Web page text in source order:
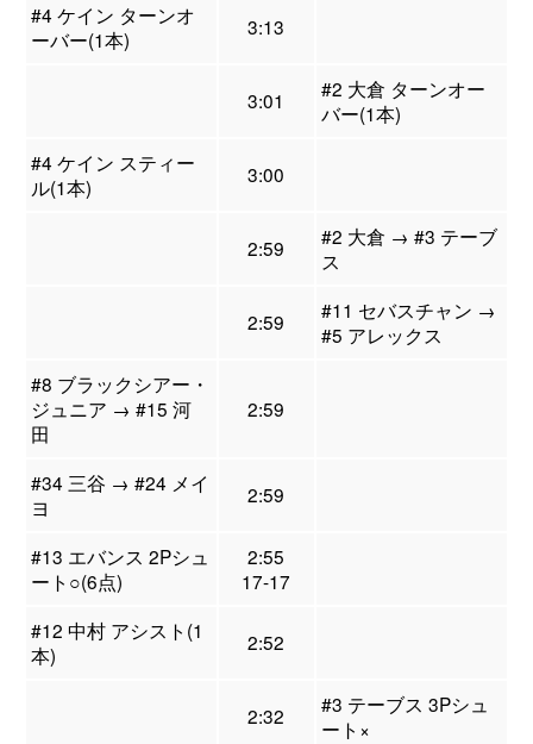
#4 ケイン ターンオ
ーバー(1本)
3:13
3:01
#2 大倉 ターンオー
バー(1本)
#4 ケイン スティー
ル(1本)
3:00
2:59
#2 大倉 → #3 テーブ
ス
2:59
#11 セバスチャン →
#5 アレックス
#8 ブラックシアー・
ジュニア → #15 河
田
2:59
#34 三谷 → #24 メイ
ヨ
2:59
#13 エバンス 2Pシュ
ート○(6点)
2:55
17-17
#12 中村 アシスト(1
本)
2:52
2:32
#3 テーブス 3Pシュ
ート×